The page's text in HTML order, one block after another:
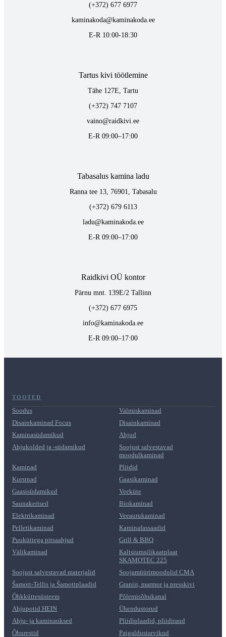
(+372) 677 6977
kaminakoda@kaminakoda.ee
E-R 10:00-18:30
Tartus kivi töötlemine
Tähe 127E, Tartu
(+372) 747 7107
vaino@raidkivi.ee
E-R 09:00–17:00
Tabasalus kamina ladu
Ranna tee 13, 76901, Tabasalu
(+372) 679 6113
ladu@kaminakoda.ee
E-R 09:00–17:00
Raidkivi OÜ kontor
Pärnu mnt. 139E/2 Tallinn
(+372) 677 6975
info@kaminakoda.ee
E-R 09:00–17:00
TOOTED
Soodus
Valmiskaminad
Disainkaminad Focus
Disainkaminad
Kaminasüdamikud
Ahjud
Ahjukolded ja -südamikud
Soojust salvestavad
moodulkaminad
Kaminad
Pliidid
Korstnad
Gaasikaminad
Gaasisüdamikud
Veeküte
Saunakerised
Biokaminad
Elektrikaminad
Veeaurukaminad
Pelletikaminad
Kaminafassaadid
Puuküttega pitsaahjud
Grill & BBQ
Välikaminad
Kaltsiumsilikaatplaat
SKAMOTEC 225
Soojust salvestavad materjalid
Soojamüürimoodulid CMA
Šamott-Tellis ja Šamottplaadid
Graniit, marmor ja presskivi
Õhkküttesüsteem
Põlemisõhukanal
Ahjupotid HEIN
Ühendustorud
Ahju- ja kaminauksed
Pliidiplaadid, pliidiraud
Õhurestid
Paigaldustarvikud